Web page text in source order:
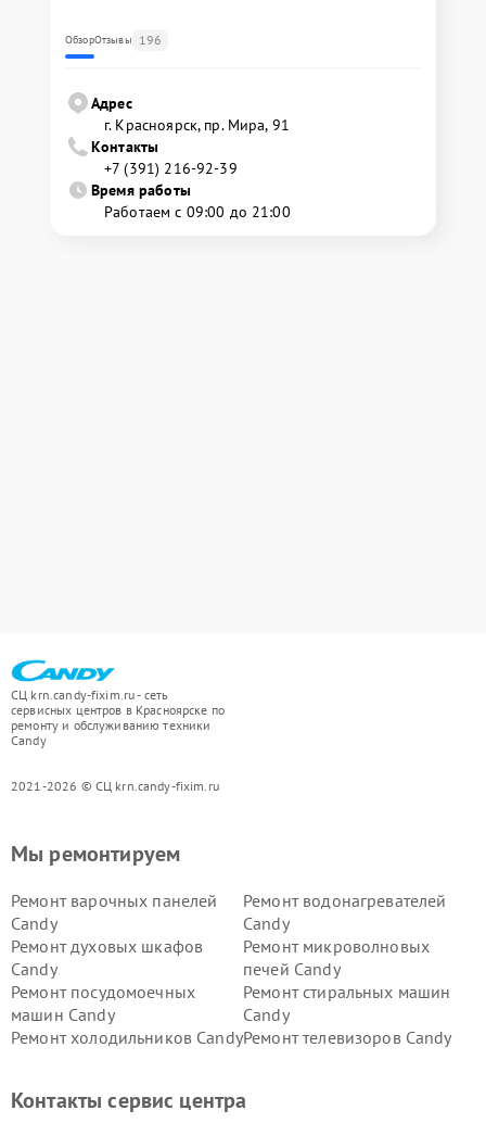
ОбзорОтзывы 196
Адрес
г. Красноярск, ​пр. Мира, 91
Контакты
+7 (391) 216-92-39
Время работы
Работаем с 09:00 до 21:00
СЦ krn.candy-fixim.ru - сеть
сервисных центров в Красноярске по
ремонту и обслуживанию техники
Candy
2021-2026 © СЦ krn.candy-fixim.ru
Мы ремонтируем
Ремонт варочных панелей
Candy
Ремонт водонагревателей
Candy
Ремонт духовых шкафов
Candy
Ремонт микроволновых
печей Candy
Ремонт посудомоечных
машин Candy
Ремонт стиральных машин
Candy
Ремонт холодильников CandyРемонт телевизоров Candy
Контакты сервис центра